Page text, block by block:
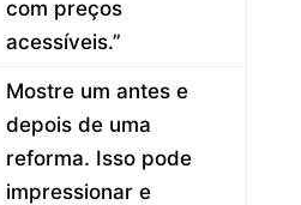
com preços
acessíveis.”
Mostre um antes e
depois de uma
reforma. Isso pode
impressionar e